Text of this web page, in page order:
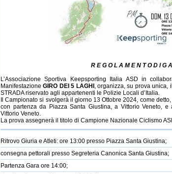
R E G O L A M E N T O D I G
L’Associazione Sportiva Keepsporting Italia ASD in
ManifestazioneGIRO DEI 5 LAGHI , organizza, su prova unica, il
STRADA riservato agli appartenenti le Polizie Locali d’Italia.
Il Campionato si svolgerà il giorno 13 Ottobre 2024, come detto,
con partenza da Piazza Santa Giustina, a Vittorio Veneto,
Vittorio Veneto.
La prova assegnerà il titolo di Campione Nazionale Ciclismo
Ritrovo Giuria e Atleti: ore 13:00 presso Piazza Santa Giustina;
consegna pettorali presso Segreteria Canonica Santa Giustina;
Partenza Gara ore 14:00;